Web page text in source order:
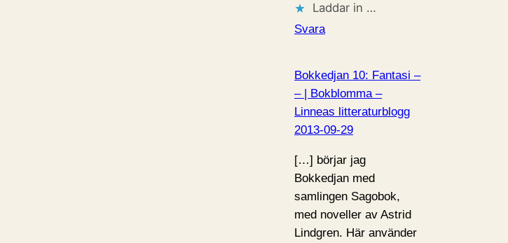
Laddar in …
Svara
Bokkedjan 10: Fantasi –
– | Bokblomma –
Linneas litteraturblogg
2013-09-29
[…] börjar jag
Bokkedjan med
samlingen Sagobok,
med noveller av Astrid
Lindgren. Här använder